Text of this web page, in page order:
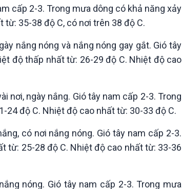
cấp 2-3. Trong mưa dông có khả năng xảy
35-38 độ C, có nơi trên 38 độ C.
nắng nóng và nắng nóng gay gắt. Gió tây
độ thấp nhất từ: 26-29 độ C. Nhiệt độ cao
nơi, ngày nắng. Gió tây nam cấp 2-3. Trong
24 độ C. Nhiệt độ cao nhất từ: 30-33 độ C.
có nơi nắng nóng. Gió tây nam cấp 2-3.
từ: 25-28 độ C. Nhiệt độ cao nhất từ: 33-36
nóng. Gió tây nam cấp 2-3. Trong mưa